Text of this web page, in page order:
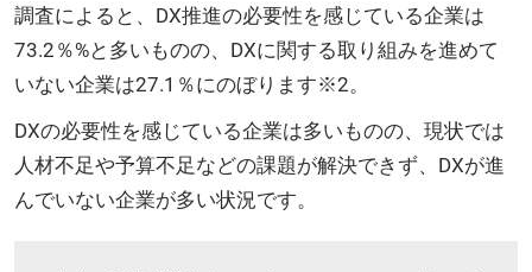
調査によると、DX推進の必要性を感じている企業は
73.2％%と多いものの、DXに関する取り組みを進めて
いない企業は27.1％にのぼります※2。
DXの必要性を感じている企業は多いものの、現状では
人材不足や予算不足などの課題が解決できず、DXが進
んでいない企業が多い状況です。